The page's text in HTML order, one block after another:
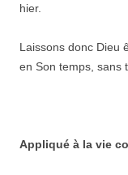
hier.
Laissons donc Dieu
en Son temps, sans
Appliqué à la vie